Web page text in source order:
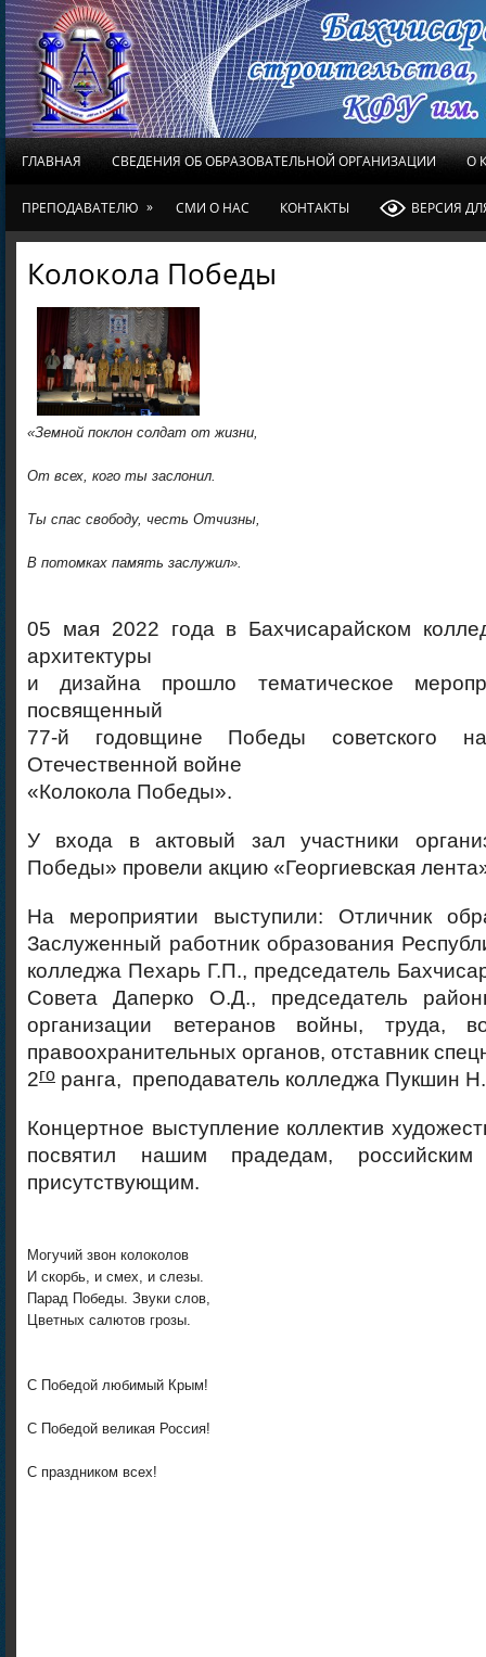
ГЛАВНАЯ СВЕДЕНИЯ ОБ ОБРАЗОВАТЕЛЬНОЙ ОРГАНИЗАЦИИ О
ПРЕПОДАВАТЕЛЮ » СМИ О НАС КОНТАКТЫ ВЕРСИЯ
Колокола Победы
«Земной поклон солдат от жизни,
От всех, кого ты заслонил.
Ты спас свободу, честь Отчизны,
В потомках память заслужил».
05 мая 2022 года в Бахчисарайском
архитектуры
и дизайна прошло тематическое
посвященный
77-й годовщине Победы советского
Отечественной войне
«Колокола Победы».
У входа в актовый зал участники
Победы» провели акцию «Георгиевская
На мероприятии выступили: Отличник
Заслуженный работник образования
колледжа Пехарь Г.П., председатель
Совета Даперко О.Д., председатель
организации ветеранов войны, труда,
правоохранительных органов, отставник
2го ранга, преподаватель колледжа Пукшин
Концертное выступление коллектив
посвятил нашим прадедам,
присутствующим.
Могучий звон колоколов
И скорбь, и смех, и слезы.
Парад Победы. Звуки слов,
Цветных салютов грозы.
С Победой любимый Крым!
С Победой великая Россия!
С праздником всех!